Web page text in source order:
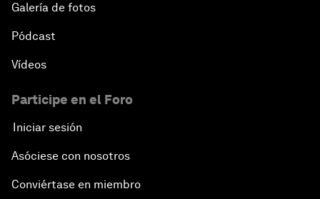
Galería de fotos
Pódcast
Vídeos
Participe en el Foro
Iniciar sesión
Asóciese con nosotros
Conviértase en miembro